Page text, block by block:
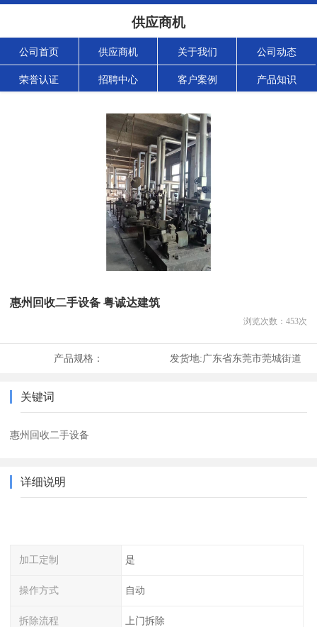
供应商机
公司首页 供应商机 关于我们 公司动态
荣誉认证 招聘中心 客户案例 产品知识
惠州回收二手设备 粤诚达建筑
浏览次数： 453次
产品规格： 发货地:广东省东莞市莞城街道
关键词
惠州回收二手设备
详细说明
加工定制 是
操作方式 自动
拆除流程 上门拆除